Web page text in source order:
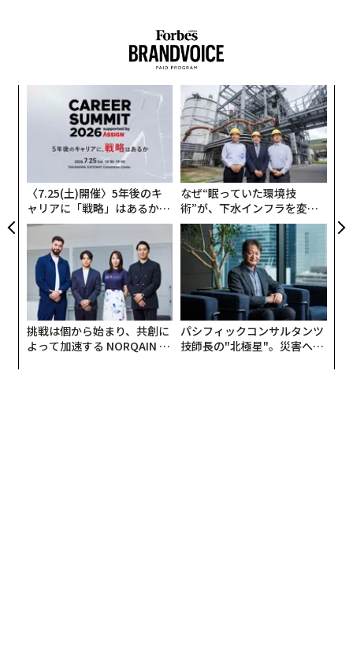
〈7.25(土)開催〉5年後のキ
ャリアに「戦略」はあるか。
トップエグゼクティブのキャ
リアに触れる1日│CAREER S
UMMIT 2026
なぜ“眠っていた環境技
術”が、下水インフラを変え
たのか──産総研×月島JFE
アクアソリューションの10年
挑戦は個から始まり、共創に
よって加速する NORQAIN JA
パシフィックコンサルタンツ
技師長の"北極星"。災害への